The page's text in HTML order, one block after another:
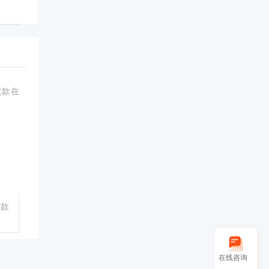
在线咨询